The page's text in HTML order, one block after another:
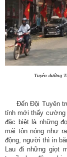
Tuyến đường
Đến Đội Tuyên
tỉnh mới thấy cường
đặc biệt là những
mái tôn nóng như
động, người thì in
Lau đi những giọt